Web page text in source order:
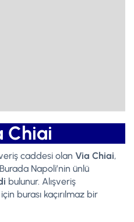
Chiai
caddesi olan Via Chiai,
Napoli’nin ünlü
bulunur. Alışveriş
burası kaçırılmaz bir